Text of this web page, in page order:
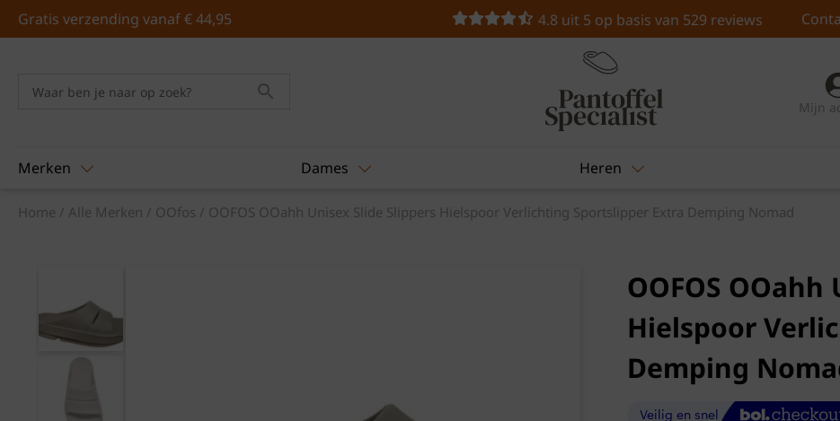
SkipGratis verzending vanaf € 44,95 4.8 uit 5 op basis van 529 reviews
Mijn
Merken Dames Heren
Home / Alle Merken / OOfos / OOFOS OOahh Unisex Slide Slippers Hielspoor Verlichting Sportslipper Extra Demping Nomad
OOFOS
Hielspoor
Demping